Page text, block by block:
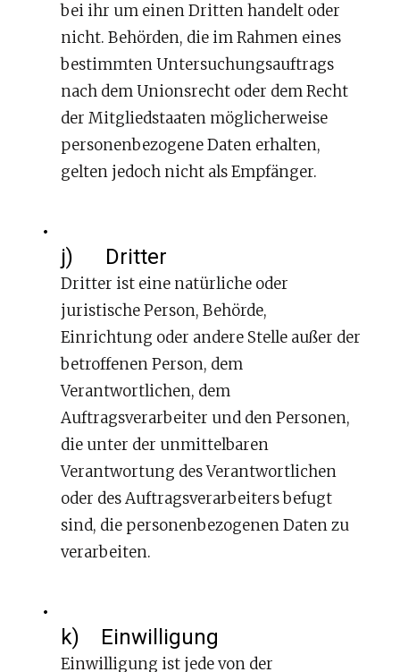
bei ihr um einen Dritten handelt oder
nicht. Behörden, die im Rahmen eines
bestimmten Untersuchungsauftrags
nach dem Unionsrecht oder dem Recht
der Mitgliedstaaten möglicherweise
personenbezogene Daten erhalten,
gelten jedoch nicht als Empfänger.
j) Dritter
Dritter ist eine natürliche oder
juristische Person, Behörde,
Einrichtung oder andere Stelle außer der
betroffenen Person, dem
Verantwortlichen, dem
Auftragsverarbeiter und den Personen,
die unter der unmittelbaren
Verantwortung des Verantwortlichen
oder des Auftragsverarbeiters befugt
sind, die personenbezogenen Daten zu
verarbeiten.
k) Einwilligung
Einwilligung ist jede von der